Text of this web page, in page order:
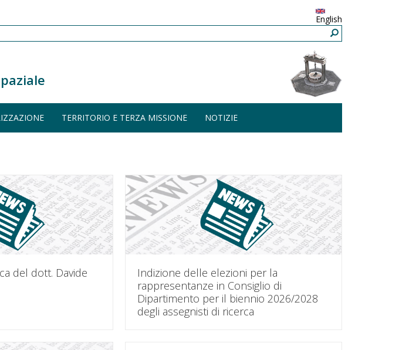
English
TERRITORIO E TERZA MISSIONE NOTIZIE
del dott. Davide
Indizione delle elezioni per la
rappresentanze in Consiglio di
Dipartimento per il biennio 2026/2028
degli assegnisti di ricerca